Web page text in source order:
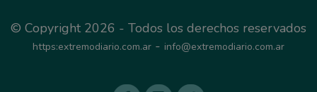
© Copyright 2026 - Todos los derechos reservados
https:extremodiario.com.ar - info@extremodiario.com.ar